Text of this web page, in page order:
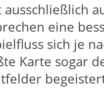
eine
sich je
Karte sogar